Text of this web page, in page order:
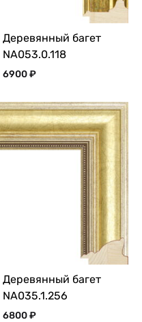
Деревянный багет
NA053.0.118
6900₽
Деревянный багет
NA035.1.256
6800₽